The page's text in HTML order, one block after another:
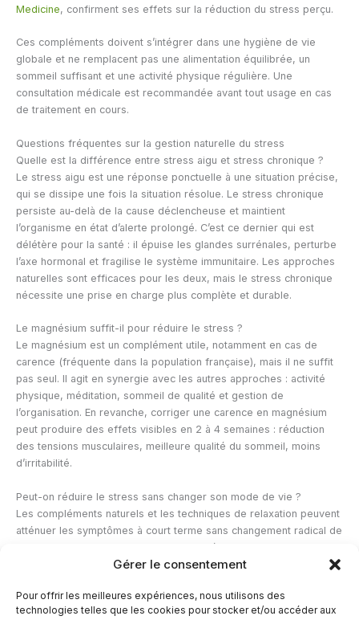
Gérer le consentement
Pour offrir les meilleures expériences, nous utilisons des
technologies telles que les cookies pour stocker et/ou accéder aux
Medicine, confirment ses effets sur la réduction du stress perçu.
Ces compléments doivent s’intégrer dans une hygiène de vie
globale et ne remplacent pas une alimentation équilibrée, un
sommeil suffisant et une activité physique régulière. Une
consultation médicale est recommandée avant tout usage en cas
de traitement en cours.
Questions fréquentes sur la gestion naturelle du stress
Quelle est la différence entre stress aigu et stress chronique ?
Le stress aigu est une réponse ponctuelle à une situation précise,
qui se dissipe une fois la situation résolue. Le stress chronique
persiste au-delà de la cause déclencheuse et maintient
l’organisme en état d’alerte prolongé. C’est ce dernier qui est
délétère pour la santé : il épuise les glandes surrénales, perturbe
l’axe hormonal et fragilise le système immunitaire. Les approches
naturelles sont efficaces pour les deux, mais le stress chronique
nécessite une prise en charge plus complète et durable.
Le magnésium suffit-il pour réduire le stress ?
Le magnésium est un complément utile, notamment en cas de
carence (fréquente dans la population française), mais il ne suffit
pas seul. Il agit en synergie avec les autres approches : activité
physique, méditation, sommeil de qualité et gestion de
l’organisation. En revanche, corriger une carence en magnésium
peut produire des effets visibles en 2 à 4 semaines : réduction
des tensions musculaires, meilleure qualité du sommeil, moins
d’irritabilité.
Peut-on réduire le stress sans changer son mode de vie ?
Les compléments naturels et les techniques de relaxation peuvent
atténuer les symptômes à court terme sans changement radical de
mode de vie. Mais les effets durables nécessitent des
ajustements comportementaux : plus d’activité physique, meilleur
n’intègrent que des compléments sans modifier leurs habitudes
observent généralement des effets limités et transitoires.